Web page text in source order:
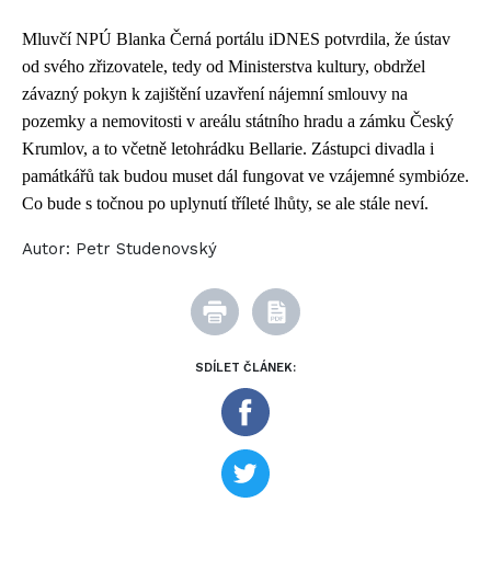
SDÍLET ČLÁNEK:
Mluvčí NPÚ Blanka Černá portálu iDNES potvrdila, že ústav
od svého zřizovatele, tedy od Ministerstva kultury, obdržel
závazný pokyn k zajištění uzavření nájemní smlouvy na
pozemky a nemovitosti v areálu státního hradu a zámku Český
Krumlov, a to včetně letohrádku Bellarie. Zástupci divadla i
památkářů tak budou muset dál fungovat ve vzájemné symbióze.
Co bude s točnou po uplynutí tříleté lhůty, se ale stále neví.
Autor: Petr Studenovský